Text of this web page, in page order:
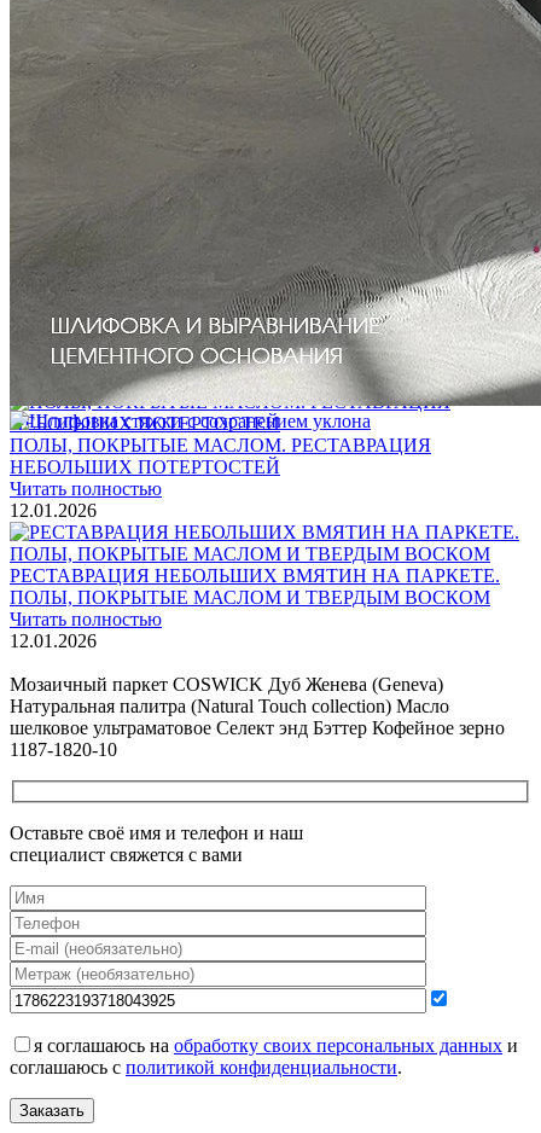
Услуги по реставрации паркета
1 500 ₽
Интересные статьи о паркете Coswick
ВИДЕО-ИНСТРУКЦИЯ: Реставрация царапин. Полы,
покрытые маслом и твердым воском. Системы для локального
ремонта и восстановления
Читать полностью
ПОЛЫ, ПОКРЫТЫЕ МАСЛОМ. РЕСТАВРАЦИЯ
НЕБОЛЬШИХ ПОТЕРТОСТЕЙ
Читать полностью
12.01.2026
РЕСТАВРАЦИЯ НЕБОЛЬШИХ ВМЯТИН НА ПАРКЕТЕ.
ПОЛЫ, ПОКРЫТЫЕ МАСЛОМ И ТВЕРДЫМ ВОСКОМ
Читать полностью
12.01.2026
Мозаичный паркет COSWICK Дуб Женева (Geneva)
Натуральная палитра (Natural Touch collection) Масло
шелковое ультраматовое Селект энд Бэттер Кофейное зерно
1187-1820-10
Оставьте своё имя и телефон и наш
специалист свяжется с вами
я соглашаюсь на обработку своих персональных данных и
соглашаюсь с политикой конфиденциальности.
Заказать